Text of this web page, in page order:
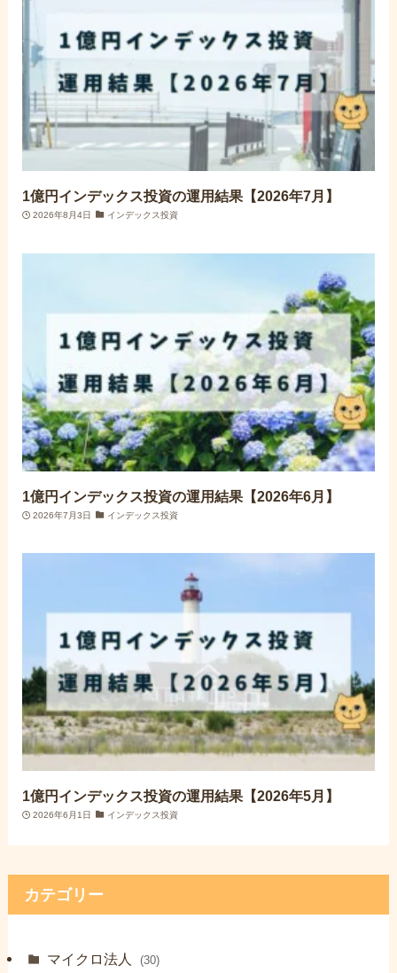
1億円インデックス投資の運用結果【2026年7月】
2026年8月4日 インデックス投資
1億円インデックス投資の運用結果【2026年6月】
2026年7月3日 インデックス投資
1億円インデックス投資の運用結果【2026年5月】
2026年6月1日 インデックス投資
カテゴリー
マイクロ法人 (30)